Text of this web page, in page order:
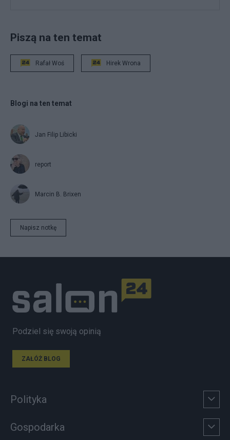
Piszą na ten temat
Rafał Woś Hirek Wrona
Blogi na ten temat
Jan Filip Libicki
report
Marcin B. Brixen
Napisz notkę
Podziel się swoją opinią
ZAŁÓŻ BLOG
Polityka
Gospodarka